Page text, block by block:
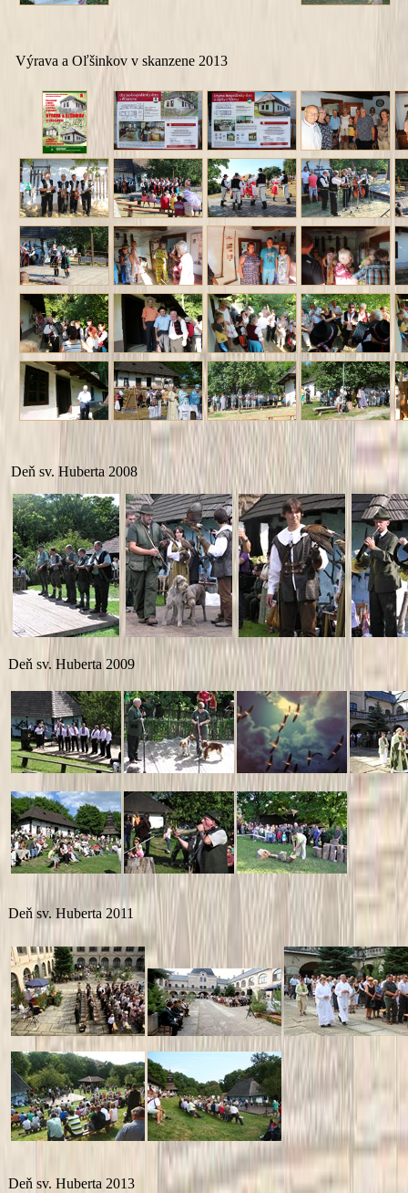
Výrava a Oľšinkov v skanzene 2013
Deň sv. Huberta 2008
Deň sv. Huberta 2009
Deň sv. Huberta 2011
Deň sv. Huberta 2013